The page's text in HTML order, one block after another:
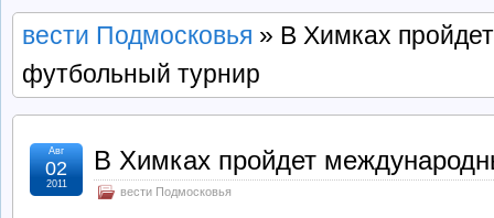
вести Подмосковья » В Химках
футбольный турнир
В Химках пройдет
вести Подмосковья
Авг
02
2011